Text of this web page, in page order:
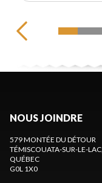
NOUS JOINDRE
579 MONTÉE DU DÉTOUR
TÉMISCOUATA-SUR-LE-LAC
QUÉBEC
G0L 1X0